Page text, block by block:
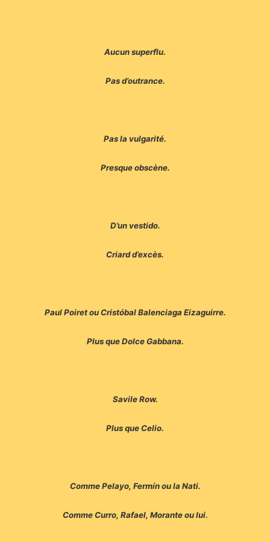
Aucun superflu.
Pas d’outrance.
Pas la vulgarité.
Presque obscène.
D’un vestido.
Criard d’excès.
Paul Poiret ou Cristóbal Balenciaga Eizaguirre.
Plus que Dolce Gabbana.
Savile Row.
Plus que Celio.
Comme Pelayo, Fermín ou la Nati.
Comme Curro, Rafael, Morante ou lui.